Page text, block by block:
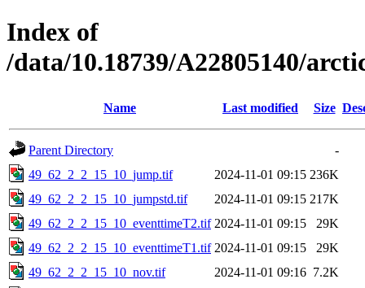
Index of
/data/10.18739/A22805140/
Name Last modified Size
Parent Directory
-
49_62_2_2_15_10_jump.tif
2024-11-01 09:15 236K
49_62_2_2_15_10_jumpstd.tif
2024-11-01 09:15 217K
49_62_2_2_15_10_eventtimeT2.tif 2024-11-01 09:15
29K
49_62_2_2_15_10_eventtimeT1.tif 2024-11-01 09:15
29K
49_62_2_2_15_10_nov.tif
2024-11-01 09:16 7.2K